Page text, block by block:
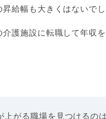
給幅も大きくはないでし
護施設に転職して年収
がる職場を見つけるの